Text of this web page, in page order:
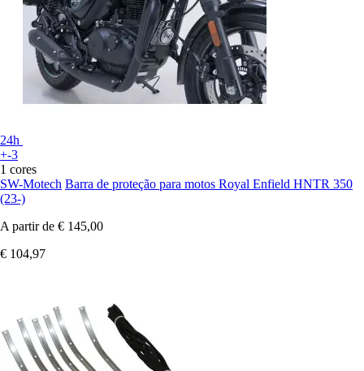
24h
+-3
1 cores
SW-Motech Barra de proteção para motos Royal Enfield HNTR 350
(23-)
A partir de € 145,00
€ 104,97